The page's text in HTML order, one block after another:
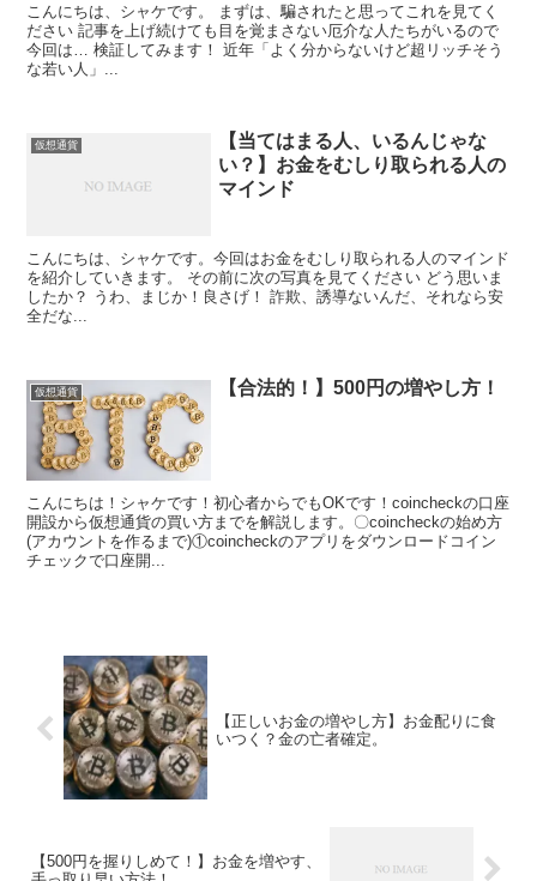
こんにちは、シャケです。 まずは、騙されたと思ってこれを見てく
ださい 記事を上げ続けても目を覚まさない厄介な人たちがいるので
今回は… 検証してみます！ 近年「よく分からないけど超リッチそう
な若い人」...
仮想通貨
【当てはまる人、いるんじゃな
い？】お金をむしり取られる人の
マインド
こんにちは、シャケです。今回はお金をむしり取られる人のマインド
を紹介していきます。 その前に次の写真を見てください どう思いま
したか？ うわ、まじか！良さげ！ 詐欺、誘導ないんだ、それなら安
全だな...
仮想通貨 【合法的！】500円の増やし方！
こんにちは！シャケです！初心者からでもOKです！coincheckの口座
開設から仮想通貨の買い方までを解説します。〇coincheckの始め方
(アカウントを作るまで)①coincheckのアプリをダウンロードコイン
チェックで口座開...
【正しいお金の増やし方】お金配りに食
いつく？金の亡者確定。
【500円を握りしめて！】お金を増やす、